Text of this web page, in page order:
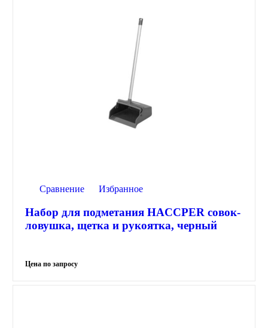
Сравнение Избранное
Набор для подметания HACCPER совок-
ловушка, щетка и рукоятка, черный